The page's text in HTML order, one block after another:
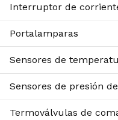
Interruptor de
Portalamparas
Sensores de
Sensores de presión
Termoválvulas de